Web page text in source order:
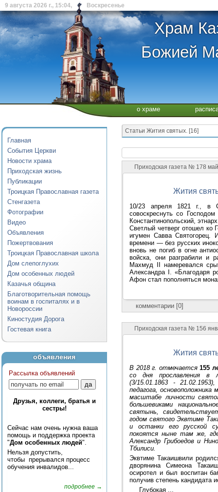
9 августа 2026 г., 15:04, Воскресенье
Храм
Божией
о храме
Главная
События Церкви
Новости храма
Приходская жизнь
Публикации
Троицкая Православная газета
Стенгазета
Фотографии
Видео
Объявления
Пожертвования
Троицкая Православная школа
Дом слепоглухих
Дом особенных людей
Казачья община
Благотворительная помощь
воинам в госпиталях и в
Новороссии
Киностудия Дорога
Гостевая книга
объявления
Рассылка объявлений
Друзья, коллеги, братья и
сестры!
Сейчас нам очень нужна ваша
помощь и поддержка проекта
"Дом особенных людей".
Нельзя допустить,
чтобы прерывался процесс
обучения инвалидов...
подробнее →
Статьи Жития святых. [16]
Приходская газета № 178
Жития
10/23 апреля 1821 г., в
совоскреснуть со
Константинопольский,
Светлый четверг отошел ко
игумен Савва
времени — без русских
вновь не погиб в огне
войска, они разграбили и
Махмуд II намеревался
Александра I. «Благодаря
Афон стал пополняться
комментарии [0]
Приходская газета № 156
Жития
В 2018 г. отмечается155
со дня прославления
(3/15.01.1863 -
педагога,
масштабе личности
большевиками
святынь,
годом святого Эквтиме
и останки его русской
покоятся ныне там же, где
Александр Грибоедов и
Тбилиси.
Эквтиме Такаишвили
дворянина Симеона
осиротел и был воспитан
получив степень кандидата
Глубокая ...